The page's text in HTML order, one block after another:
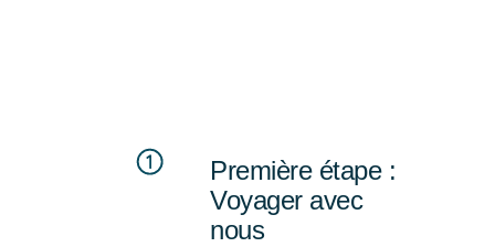
Première étape :
Voyager avec
nous